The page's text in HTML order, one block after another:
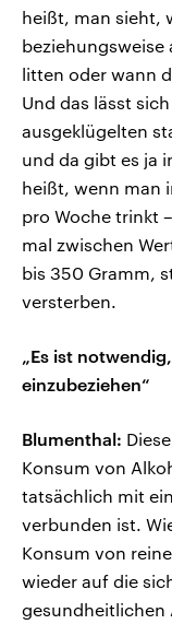
heißt, man sieht,
beziehungsweise
litten oder wann
Und das lässt
ausgeklügelten
und da gibt es ja
heißt, wenn man
pro Woche trinkt
mal zwischen
bis 350 Gramm,
versterben.
„Es ist
einzubeziehen“
Blumenthal:
Konsum von
tatsächlich mit
verbunden ist.
Konsum von
wieder auf die
gesundheitlichen